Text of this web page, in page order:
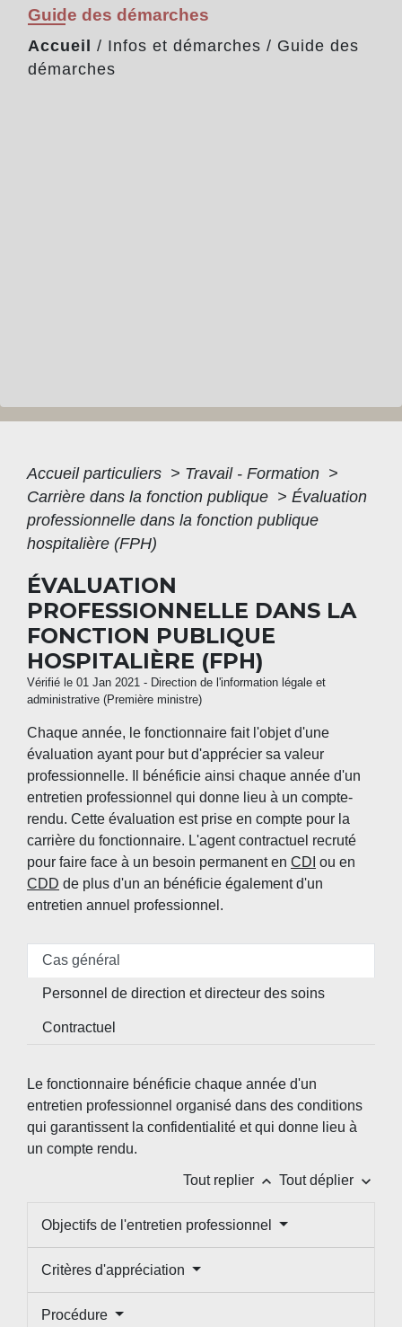
Guide des démarches
Accueil / Infos et démarches / Guide des
démarches
Accueil particuliers > Travail - Formation >
Carrière dans la fonction publique > Évaluation
professionnelle dans la fonction publique
hospitalière (FPH)
ÉVALUATION
PROFESSIONNELLE DANS LA
FONCTION PUBLIQUE
HOSPITALIÈRE (FPH)
Vérifié le 01 Jan 2021 - Direction de l'information légale et
administrative (Première ministre)
Chaque année, le fonctionnaire fait l'objet d'une
évaluation ayant pour but d'apprécier sa valeur
professionnelle. Il bénéficie ainsi chaque année d'un
entretien professionnel qui donne lieu à un compte-
rendu. Cette évaluation est prise en compte pour la
carrière du fonctionnaire. L'agent contractuel recruté
pour faire face à un besoin permanent en CDI ou en
CDD de plus d'un an bénéficie également d'un
entretien annuel professionnel.
Cas général
Personnel de direction et directeur des soins
Contractuel
Le fonctionnaire bénéficie chaque année d'un
entretien professionnel organisé dans des conditions
qui garantissent la confidentialité et qui donne lieu à
un compte rendu.
Tout replier keyboard_arrow_up Tout déplier keyboard_arrow_down
Objectifs de l'entretien professionnel
Critères d'appréciation
Procédure